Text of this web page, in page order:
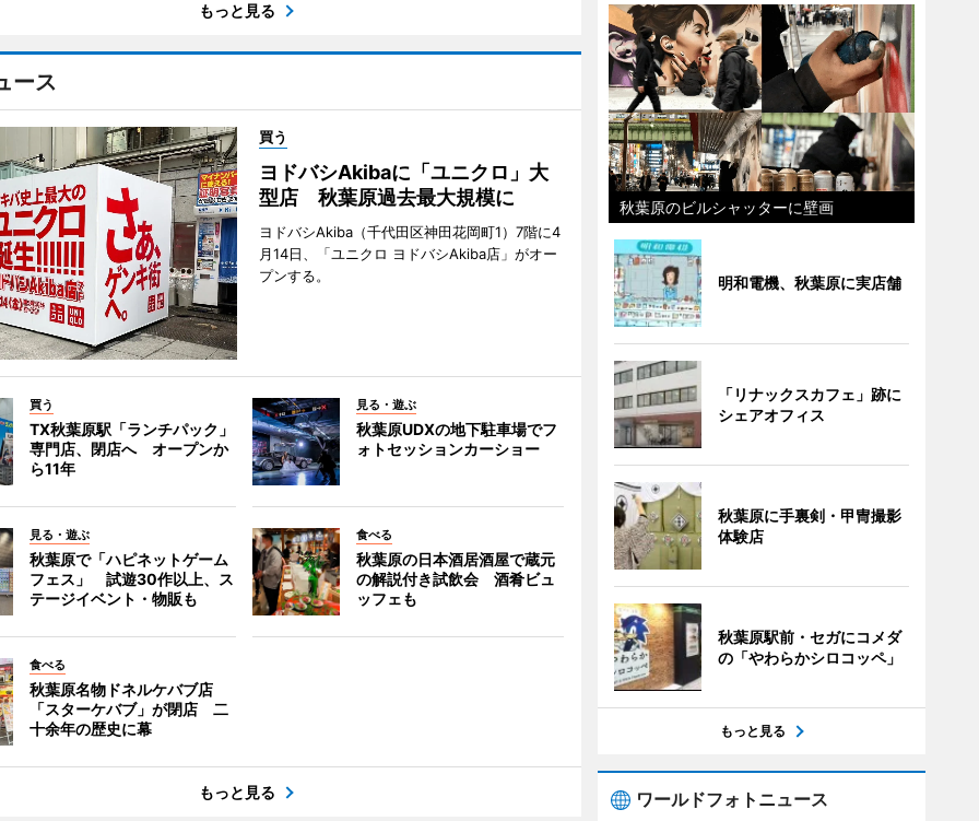
もっと見る
ース
買う
ヨドバシAkibaに「ユニクロ」大
型店 秋葉原過去最大規模に
ヨドバシAkiba（千代田区神田花岡町1）7階に4
月14日、「ユニクロ ヨドバシAkiba店」がオー
プンする。
買う
TX秋葉原駅「ランチパック」
専門店、閉店へ オープンか
ら11年
見る・遊ぶ
秋葉原UDXの地下駐車場でフ
ォトセッションカーショー
見る・遊ぶ
秋葉原で「ハピネットゲーム
フェス」 試遊30作以上、ス
テージイベント・物販も
食べる
秋葉原の日本酒居酒屋で蔵元
の解説付き試飲会 酒肴ビュ
ッフェも
食べる
秋葉原名物ドネルケバブ店
「スターケバブ」が閉店 二
十余年の歴史に幕
もっと見る
秋葉原のビルシャッターに壁画
明和電機、秋葉原に実店舗
「リナックスカフェ」跡に
シェアオフィス
秋葉原に手裏剣・甲冑撮影
体験店
秋葉原駅前・セガにコメダ
の「やわらかシロコッペ」
もっと見る
ワールドフォトニュース